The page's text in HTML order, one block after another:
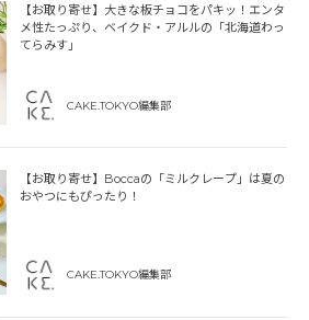
【お取り寄せ】大きな板チョコをパキッ！エンタ
メ性たっぷり、ベイクド・アルルの「北海道わっ
てらみす」
CAKE.TOKYO編集部
【お取り寄せ】Boccaの「ミルクレープ」は夏の
おやつにもぴったり！
CAKE.TOKYO編集部